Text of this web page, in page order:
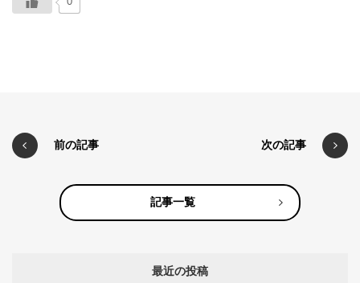
前の記事 次の記事
記事一覧
最近の投稿